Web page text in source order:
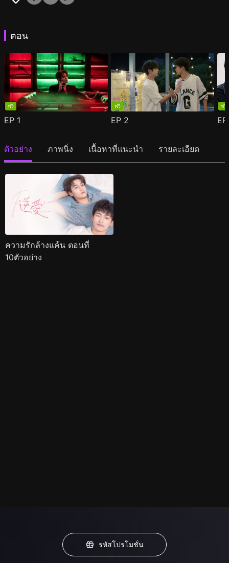
ตอน
ฟรี
EP 1
ฟรี
EP 2
ฟรี
ตัวอย่าง ภาพนิ่ง เนื้อหาที่แนะนำ รายละเอียด
ความรักล้างแค้น ตอนที่
10ตัวอย่าง
รหัสโปรโมชั่น